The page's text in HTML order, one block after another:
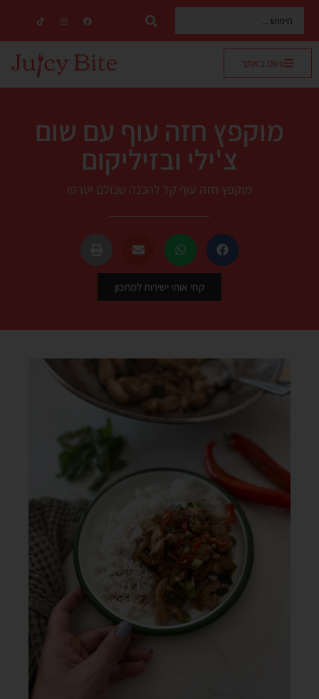
ניווט באתר
מוקפץ חזה עוף עם שום
צ'ילי ובזיליקום
מוקפץ חזה עוף קל להכנה שכולם יטרפו
קחי אותי ישירות למתכון